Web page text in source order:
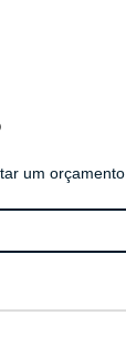
um orçamento